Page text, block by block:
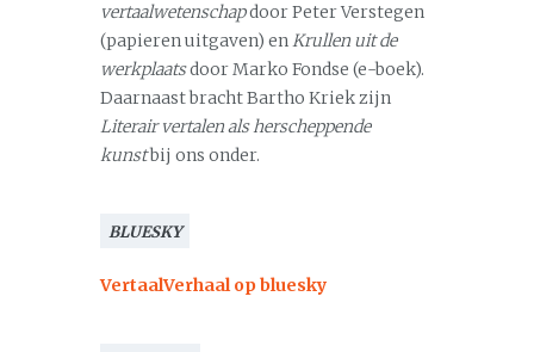
vertaalwetenschapdoor Peter Verstegen
(papieren uitgaven) enKrullen uit de
werkplaatsdoor Marko Fondse (e-boek).
Daarnaast bracht Bartho Kriek zijn
Literair vertalen als herscheppende
kunstbij ons onder.
BLUESKY
VertaalVerhaal op bluesky